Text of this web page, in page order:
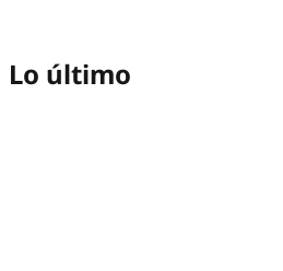
Lo último